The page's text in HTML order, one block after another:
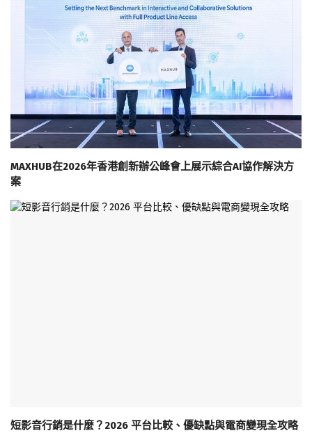
MAXHUB在2026年香港創新辦公峰會上展示綜合AI協作解決方
案
短影音行銷是什麼？2026 平台比較、優缺點與電商變現全攻略